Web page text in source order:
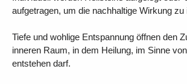
aufgetragen, um die nachhaltige Wirkung zu
Tiefe und wohlige Entspannung öffnen den
inneren Raum, in dem Heilung, im Sinne
entstehen darf.